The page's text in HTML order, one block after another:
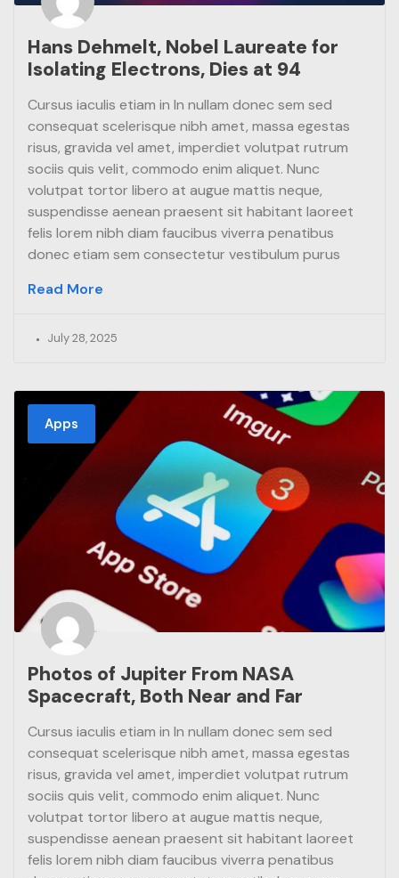
Hans Dehmelt, Nobel Laureate for
Isolating Electrons, Dies at 94
Cursus iaculis etiam in In nullam donec sem sed
consequat scelerisque nibh amet, massa egestas
risus, gravida vel amet, imperdiet volutpat rutrum
sociis quis velit, commodo enim aliquet. Nunc
volutpat tortor libero at augue mattis neque,
suspendisse aenean praesent sit habitant laoreet
felis lorem nibh diam faucibus viverra penatibus
donec etiam sem consectetur vestibulum purus
Read More
July 28, 2025
Apps
Photos of Jupiter From NASA
Spacecraft, Both Near and Far
Cursus iaculis etiam in In nullam donec sem sed
consequat scelerisque nibh amet, massa egestas
risus, gravida vel amet, imperdiet volutpat rutrum
sociis quis velit, commodo enim aliquet. Nunc
volutpat tortor libero at augue mattis neque,
suspendisse aenean praesent sit habitant laoreet
felis lorem nibh diam faucibus viverra penatibus